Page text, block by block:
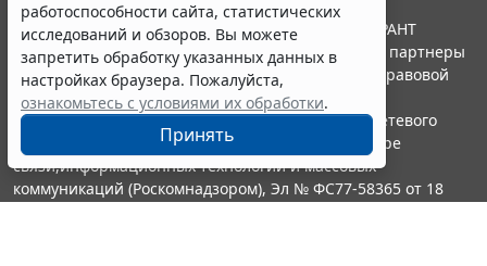
работоспособности сайта, статистических
исследований и обзоров. Вы можете
запретить обработку указанных данных в
настройках браузера. Пожалуйста,
ознакомьтесь с условиями их обработки.
Принять
© ООО "НПП "ГАРАНТ-СЕРВИС", 2026. Система ГАРАНТ
выпускается с 1990 года. Компания "Гарант" и ее партнеры
являются участниками Российской ассоциации правовой
информации ГАРАНТ.
Портал ГАРАНТ.РУ зарегистрирован в качестве сетевого
издания Федеральной службой по надзору в сфере
связи,информационных технологий и массовых
коммуникаций (Роскомнадзором), Эл № ФС77-58365 от 18